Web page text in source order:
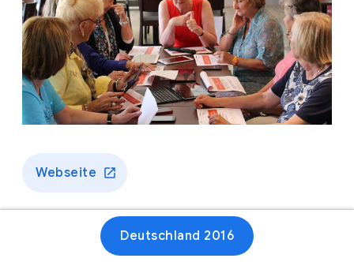
Webseite
Deutschland 2016